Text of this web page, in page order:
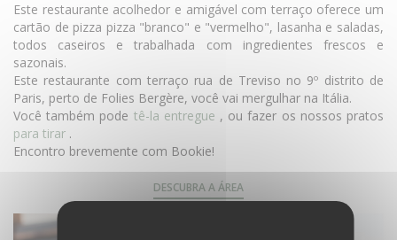
Este restaurante acolhedor e amigável com terraço oferece um
cartão de pizza pizza "branco" e "vermelho", lasanha e saladas,
todos caseiros e trabalhada com ingredientes frescos e
sazonais.
Este restaurante com terraço rua de Treviso no 9º distrito de
Paris, perto de Folies Bergère, você vai mergulhar na Itália.
Você também pode tê-la entregue , ou fazer os nossos pratos
para tirar .
Encontro brevemente com Bookie!
DESCUBRA A ÁREA